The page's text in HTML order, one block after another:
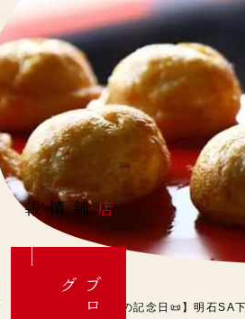
店舗情報
ブ
ロ
グ
12月16日(金)【紙の記念日📜】明石